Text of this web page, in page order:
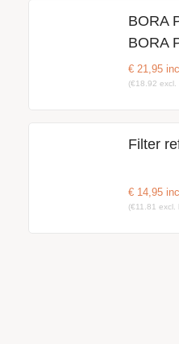
BORA
BORA
€ 21,95
(€18.92 excl.
Filter
€ 14,95
(€11.81 excl.